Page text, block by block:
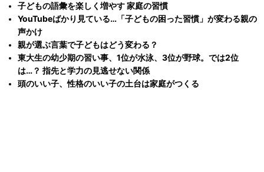
子どもの語彙を楽しく増やす 家庭の習慣
YouTubeばかり見ている…「子どもの困った習慣」が変わる親の
声かけ
親が選ぶ言葉で子どもはどう変わる？
東大生の幼少期の習い事、1位が水泳、3位が野球。では2位
は…？ 指先と学力の見逃せない関係
頭のいい子、性格のいい子の土台は家庭がつくる